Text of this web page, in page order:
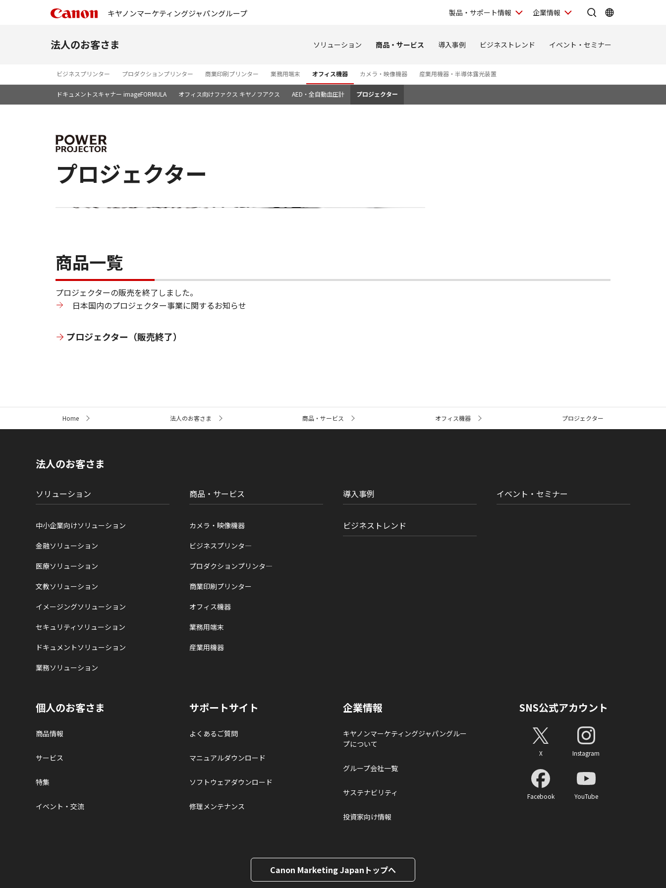
キヤノンマーケティングジャパングループ 製品・サポート情報 企業情報
法人のお客さま ソリューション 商品・サービス 導入事例 ビジネストレンド イベント・セミナー
ビジネスプリンター プロダクションプリンター 商業印刷プリンター 業務用端末 オフィス機器 カメラ・映像機器 産業用機器・半導体露光装置
ドキュメントスキャナー imageFORMULA オフィス向けファクス キヤノフアクス AED・全自動血圧計 プロジェクター
プロジェクター
商品一覧
プロジェクターの販売を終了しました。
日本国内のプロジェクター事業に関するお知らせ
プロジェクター（販売終了）
ト
Home 法人のお客さま 商品・サービス オフィス機器 プロジェクター
法人のお客さま
ソリューション
中小企業向けソリューション
金融ソリューション
医療ソリューション
文教ソリューション
イメージングソリューション
セキュリティソリューション
ドキュメントソリューション
業務ソリューション
商品・サービス
カメラ・映像機器
ビジネスプリンタ―
プロダクションプリンタ―
商業印刷プリンター
オフィス機器
業務用端末
産業用機器
導入事例
ビジネストレンド
イベント・セミナー
個人のお客さま
商品情報
サービス
特集
イベント・交流
サポートサイト
よくあるご質問
マニュアルダウンロード
ソフトウェアダウンロード
修理メンテナンス
企業情報
キヤノンマーケティングジャパングルー
プについて
グループ会社一覧
サステナビリティ
投資家向け情報
SNS公式アカウント
X Instagram
Facebook YouTube
Canon Marketing Japanトップへ